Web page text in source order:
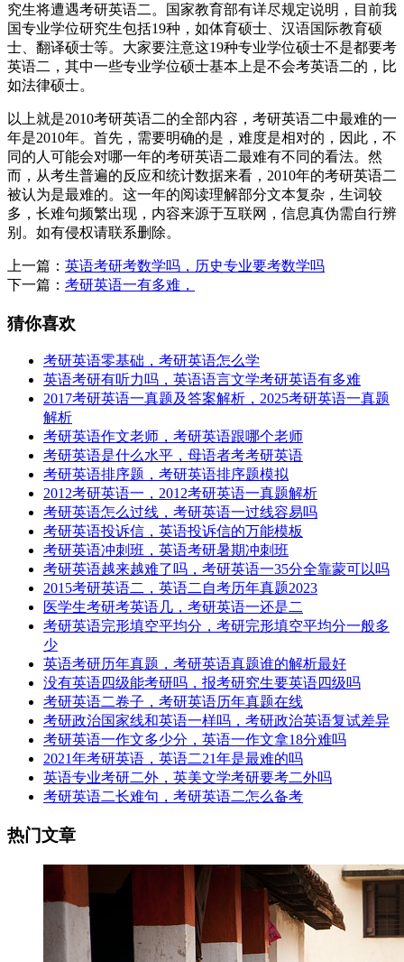
究生将遭遇考研英语二。国家教育部有详尽规定说明，目前我
国专业学位研究生包括19种，如体育硕士、汉语国际教育硕
士、翻译硕士等。大家要注意这19种专业学位硕士不是都要考
英语二，其中一些专业学位硕士基本上是不会考英语二的，比
如法律硕士。
以上就是2010考研英语二的全部内容，考研英语二中最难的一
年是2010年。首先，需要明确的是，难度是相对的，因此，不
同的人可能会对哪一年的考研英语二最难有不同的看法。然
而，从考生普遍的反应和统计数据来看，2010年的考研英语二
被认为是最难的。这一年的阅读理解部分文本复杂，生词较
多，长难句频繁出现，内容来源于互联网，信息真伪需自行辨
别。如有侵权请联系删除。
上一篇： 英语考研考数学吗，历史专业要考数学吗
下一篇： 考研英语一有多难，
猜你喜欢
考研英语零基础，考研英语怎么学
英语考研有听力吗，英语语言文学考研英语有多难
2017考研英语一真题及答案解析，2025考研英语一真题
解析
考研英语作文老师，考研英语跟哪个老师
考研英语是什么水平，母语者考考研英语
考研英语排序题，考研英语排序题模拟
2012考研英语一，2012考研英语一真题解析
考研英语怎么过线，考研英语一过线容易吗
考研英语投诉信，英语投诉信的万能模板
考研英语冲刺班，英语考研暑期冲刺班
考研英语越来越难了吗，考研英语一35分全靠蒙可以吗
2015考研英语二，英语二自考历年真题2023
医学生考研考英语几，考研英语一还是二
考研英语完形填空平均分，考研完形填空平均分一般多
少
英语考研历年真题，考研英语真题谁的解析最好
没有英语四级能考研吗，报考研究生要英语四级吗
考研英语二卷子，考研英语历年真题在线
考研政治国家线和英语一样吗，考研政治英语复试差异
考研英语一作文多少分，英语一作文拿18分难吗
2021年考研英语，英语二21年是最难的吗
英语专业考研二外，英美文学考研要考二外吗
考研英语二长难句，考研英语二怎么备考
热门文章